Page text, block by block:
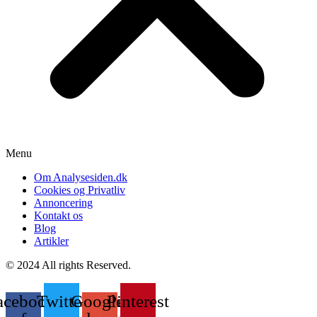
Menu
Om Analysesiden.dk
Cookies og Privatliv
Annoncering
Kontakt os
Blog
Artikler
© 2024 All rights Reserved.
TwitterGoogle-Pinterest